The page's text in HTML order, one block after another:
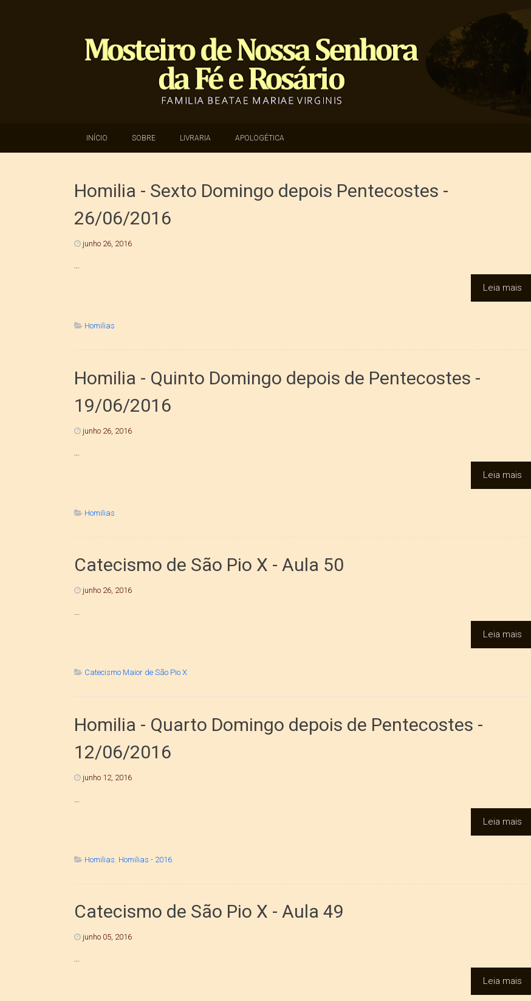
SKIP TO CONTENT
INÍCIO SOBRE LIVRARIA APOLOGÉTICA
Homilia - Sexto Domingo depois Pentecostes -
26/06/2016
junho 26, 2016
...
Leia mais
Homilias
Homilia - Quinto Domingo depois de Pentecostes -
19/06/2016
junho 26, 2016
Leia mais
Homilias
Catecismo de São Pio X - Aula 50
junho 26, 2016
...
Leia mais
Catecismo Maior de São Pio X
Homilia - Quarto Domingo depois de Pentecostes -
12/06/2016
junho 12, 2016
Leia mais
Homilias Homilias - 2016
Catecismo de São Pio X - Aula 49
junho 05, 2016
...
Leia mais